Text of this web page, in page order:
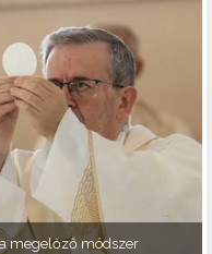
megelőző módszer